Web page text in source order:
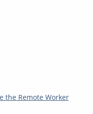
the Remote Worker